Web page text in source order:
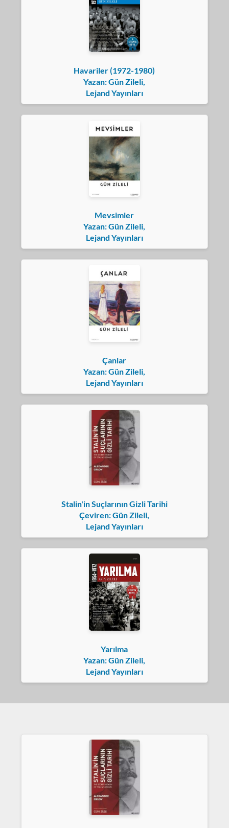
Havariler (1972-1980)
Yazan: Gün Zileli,
Lejand Yayınları
Mevsimler
Yazan: Gün Zileli,
Lejand Yayınları
Çanlar
Yazan: Gün Zileli,
Lejand Yayınları
Stalin'in Suçlarının Gizli Tarihi
Çeviren: Gün Zileli,
Lejand Yayınları
Yarılma
Yazan: Gün Zileli,
Lejand Yayınları